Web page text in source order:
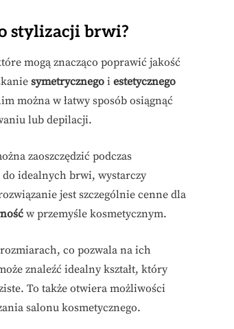
stylizacji brwi?
mogą znacząco poprawić jakość
symetrycznego i estetycznego
można w łatwy sposób osiągnąć
lub depilacji.
zaoszczędzić podczas
do idealnych brwi, wystarczy
jest szczególnie cenne dla
w przemyśle kosmetycznym.
co pozwala na ich
znaleźć idealny kształt, który
To także otwiera możliwości
salonu kosmetycznego.